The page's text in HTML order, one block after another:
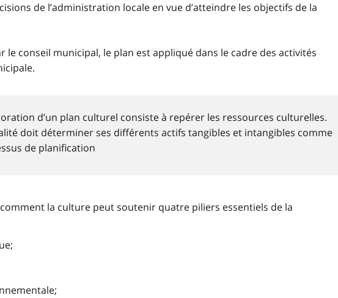
de l’administration locale en vue d’atteindre les objectifs de la
le conseil municipal, le plan est appliqué dans le cadre des activités
d’un plan culturel consiste à repérer les ressources culturelles.
doit déterminer ses différents actifs tangibles et intangibles comme
de planification
la culture peut soutenir quatre piliers essentiels de la